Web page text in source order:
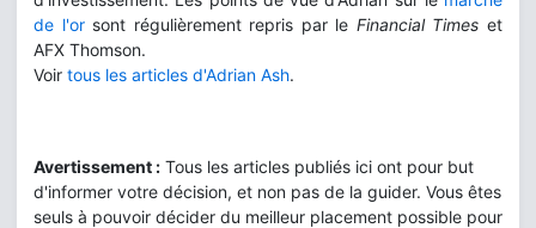
de l'orsont régulièrement repris par le Financial Times et
AFX Thomson.
Voir tous les articles d'Adrian Ash.
Avertissement : Tous les articles publiés ici ont pour but
d'informer votre décision, et non pas de la guider. Vous êtes
seuls à pouvoir décider du meilleur placement possible pour